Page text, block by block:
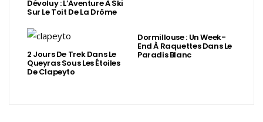
Dévoluy : L’Aventure À Ski
Sur Le Toit De La Drôme
2 Jours De Trek Dans Le
Queyras Sous Les Étoiles
De Clapeyto
Dormillouse : Un Week-
End À Raquettes Dans Le
Paradis Blanc